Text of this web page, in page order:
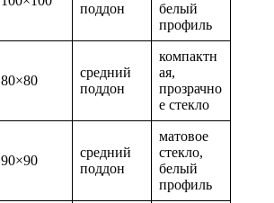
поддон
белый
профиль
80×80
средний
поддон
компактн
ая,
прозрачно
е стекло
90×90
средний
поддон
матовое
стекло,
белый
профиль